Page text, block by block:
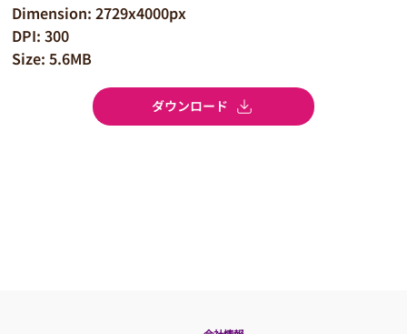
Dimension: 2729x4000px
DPI: 300
Size: 5.6MB
ダウンロード